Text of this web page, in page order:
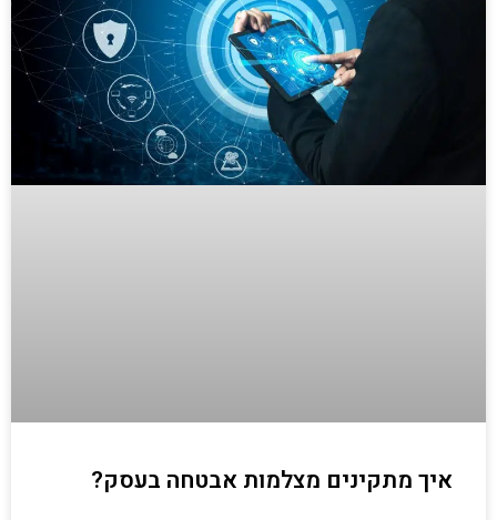
איך מתקינים מצלמות אבטחה בעסק?